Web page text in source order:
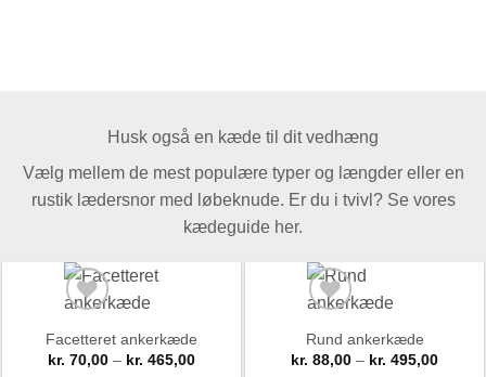
Husk også en kæde til dit vedhæng
Vælg mellem de mest populære typer og længder eller en
rustik lædersnor med løbeknude. Er du i tvivl? Se vores
kædeguide her.
Facetteret ankerkæde
kr. 70,00 – kr. 465,00Prisinterval:
Rund ankerkæde
kr. 88,00 – kr. 495,00